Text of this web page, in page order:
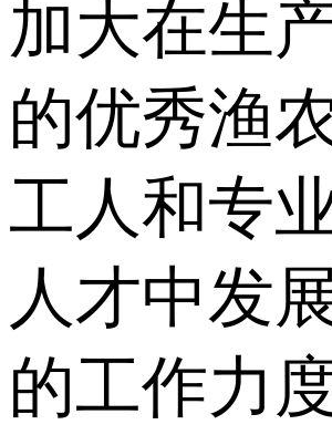
加大在生
的优秀渔
工人和专
人才中发
的工作力